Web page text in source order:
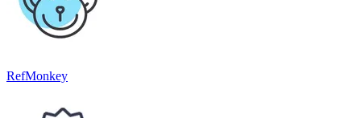
RefMonkey